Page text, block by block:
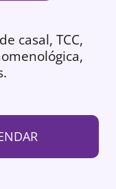
casal, TCC,